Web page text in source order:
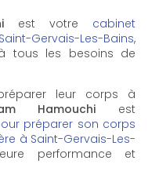
est votre cabinet
Gervais-Les-Bains,
tous les besoins de
leur corps à
Hamouchi est
préparer son corps
à Saint-Gervais-Les-
performance et